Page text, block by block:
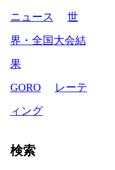
ニュース
世
界・全国大会結
果
GORO
レーテ
ィング
検索